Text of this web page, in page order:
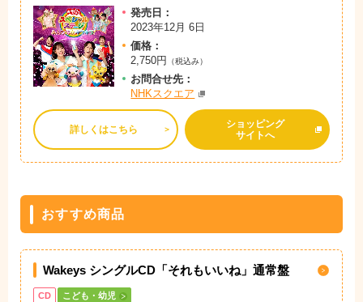
発売日：
2023年12月 6日
価格：
2,750円
（税込み）
お問合せ先：
NHKスクエア
詳しくはこちら
ショッピング
サイトへ
おすすめ商品
Wakeys シングルCD「それもいいね」通常盤
CD こども・幼児